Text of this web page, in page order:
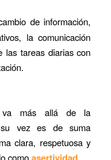
de información,
la comunicación
las tareas diarias con
va más allá de la
su vez es de suma
clara, respetuosa y
como
.